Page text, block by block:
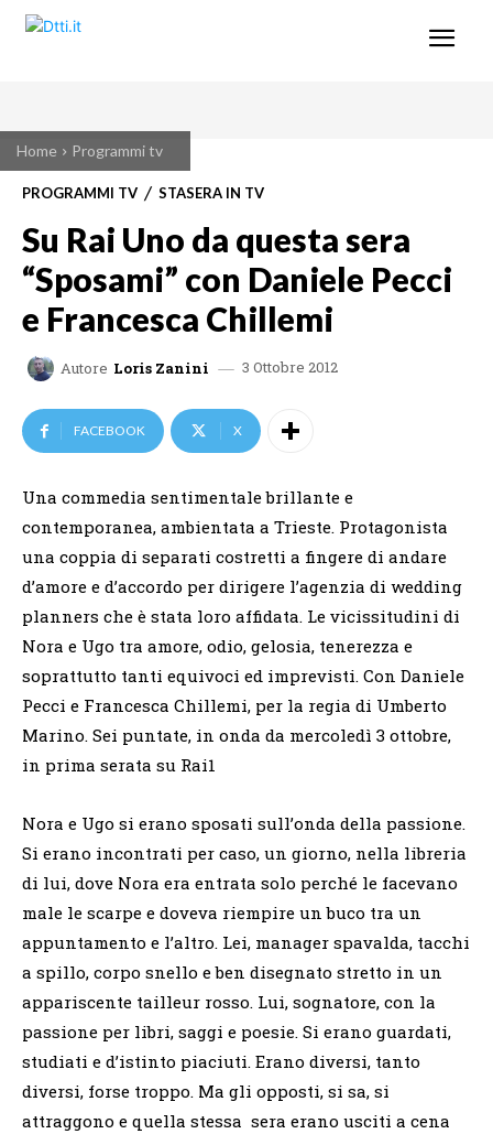
Home Programmi tv
PROGRAMMI TV STASERA IN TV
Su Rai Uno da questa sera
“Sposami” con Daniele Pecci
e Francesca Chillemi
Autore Loris Zanini 3 Ottobre 2012
FACEBOOK X
Una commedia sentimentale brillante e
contemporanea, ambientata a Trieste. Protagonista
una coppia di separati costretti a fingere di andare
d’amore e d’accordo per dirigere l’agenzia di wedding
planners che è stata loro affidata. Le vicissitudini di
Nora e Ugo tra amore, odio, gelosia, tenerezza e
soprattutto tanti equivoci ed imprevisti. Con Daniele
Pecci e Francesca Chillemi, per la regia di Umberto
Marino. Sei puntate, in onda da mercoledì 3 ottobre,
in prima serata su Rai1
Nora e Ugo si erano sposati sull’onda della passione.
Si erano incontrati per caso, un giorno, nella libreria
di lui, dove Nora era entrata solo perché le facevano
male le scarpe e doveva riempire un buco tra un
appuntamento e l’altro. Lei, manager spavalda, tacchi
a spillo, corpo snello e ben disegnato stretto in un
appariscente tailleur rosso. Lui, sognatore, con la
passione per libri, saggi e poesie. Si erano guardati,
studiati e d’istinto piaciuti. Erano diversi, tanto
diversi, forse troppo. Ma gli opposti, si sa, si
attraggono e quella stessa sera erano usciti a cena